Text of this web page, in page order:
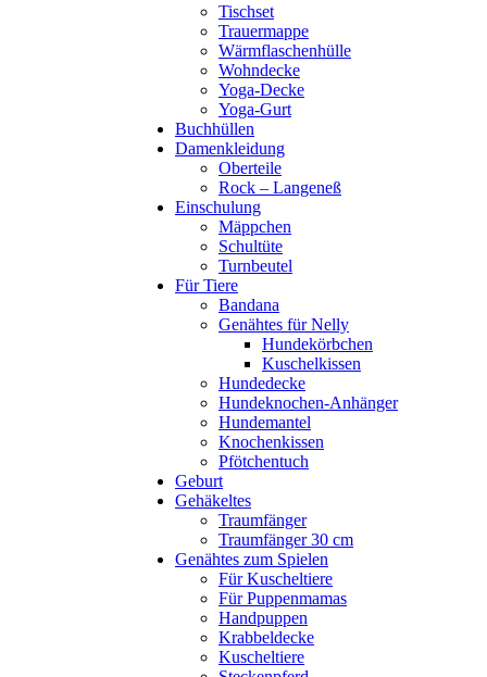
Tischset
Trauermappe
Wärmflaschenhülle
Wohndecke
Yoga-Decke
Yoga-Gurt
Buchhüllen
Damenkleidung
Oberteile
Rock – Langeneß
Einschulung
Mäppchen
Schultüte
Turnbeutel
Für Tiere
Bandana
Genähtes für Nelly
Hundekörbchen
Kuschelkissen
Hundedecke
Hundeknochen-Anhänger
Hundemantel
Knochenkissen
Pfötchentuch
Geburt
Gehäkeltes
Traumfänger
Traumfänger 30 cm
Genähtes zum Spielen
Für Kuscheltiere
Für Puppenmamas
Handpuppen
Krabbeldecke
Kuscheltiere